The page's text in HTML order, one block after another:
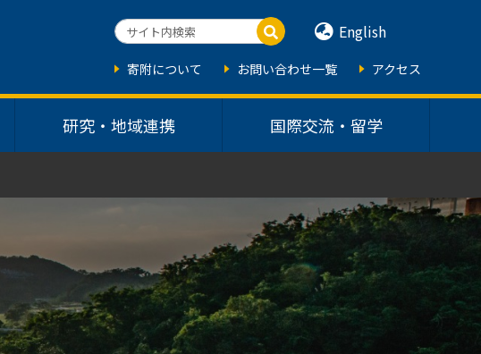
研究・地域連携 国際交流・留学
English
寄附について お問い合わせ一覧 アクセス